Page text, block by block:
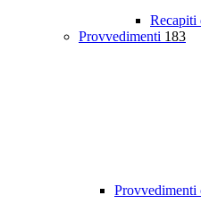
Recapiti
Provvedimenti 183